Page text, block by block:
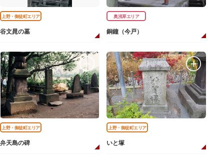
上野・御徒町エリア
谷文晁の墓
奥浅草エリア
銅鐘（今戸）
上野・御徒町エリア
弁天島の碑
上野・御徒町エリア
いと塚